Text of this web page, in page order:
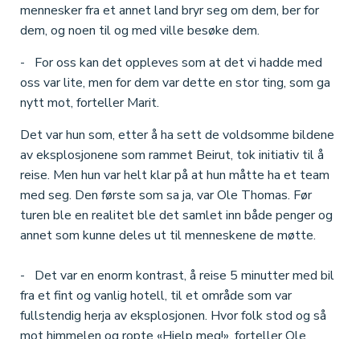
mennesker fra et annet land bryr seg om dem, ber for
dem, og noen til og med ville besøke dem.
- For oss kan det oppleves som at det vi hadde med
oss var lite, men for dem var dette en stor ting, som ga
nytt mot, forteller Marit.
Det var hun som, etter å ha sett de voldsomme bildene
av eksplosjonene som rammet Beirut, tok initiativ til å
reise. Men hun var helt klar på at hun måtte ha et team
med seg. Den første som sa ja, var Ole Thomas. Før
turen ble en realitet ble det samlet inn både penger og
annet som kunne deles ut til menneskene de møtte.
- Det var en enorm kontrast, å reise 5 minutter med bil
fra et fint og vanlig hotell, til et område som var
fullstendig herja av eksplosjonen. Hvor folk stod og så